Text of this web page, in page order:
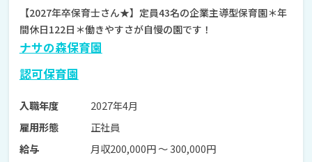
【2027年卒保育士さん★】定員43名の企業主導型保育園＊年
間休日122日＊働きやすさが自慢の園です！
ナサの森保育園
認可保育園
入職年度
2027年4月
雇用形態
正社員
給与
月収200,000円 〜 300,000円